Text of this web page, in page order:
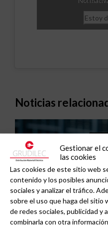
Gestionar el
las cookies
Las cookies de este sitio web
contenido y los posibles
sociales y analizar el tráfico.
sobre el uso que haga del
de redes sociales, publicidad y
combinarla con otra
Estoy
Noticias